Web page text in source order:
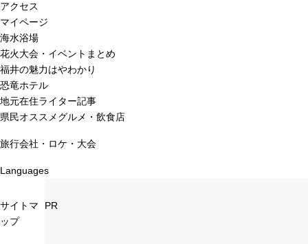
アクセス
マイページ
海水浴場
花火大会・イベントまとめ
福井の魅力はやわかり
恐竜ホテル
地元在住ライター記事
県民オススメグルメ・飲食店
旅行会社・ロケ・大会
Languages
サイトマ
ップ
PR